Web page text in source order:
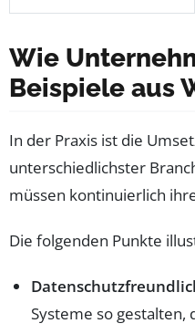
Wie
Beispiele aus
In der Praxis ist die
unterschiedlichster
müssen kontinuierlich
Die folgenden Punkte
Systeme so